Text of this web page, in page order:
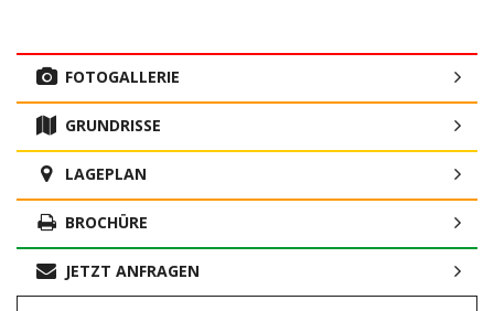
FOTOGALLERIE
GRUNDRISSE
LAGEPLAN
BROCHÜRE
JETZT ANFRAGEN